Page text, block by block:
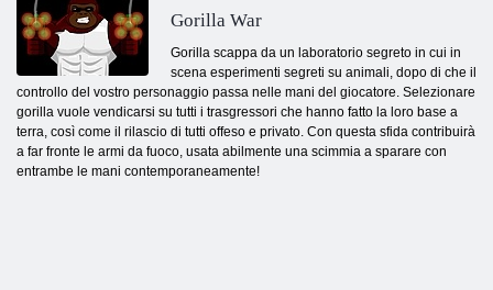
Gorilla War
Gorilla scappa da un laboratorio segreto in cui in
scena esperimenti segreti su animali, dopo di che il
controllo del vostro personaggio passa nelle mani del giocatore. Selezionare
gorilla vuole vendicarsi su tutti i trasgressori che hanno fatto la loro base a
terra, così come il rilascio di tutti offeso e privato. Con questa sfida contribuirà
a far fronte le armi da fuoco, usata abilmente una scimmia a sparare con
entrambe le mani contemporaneamente!